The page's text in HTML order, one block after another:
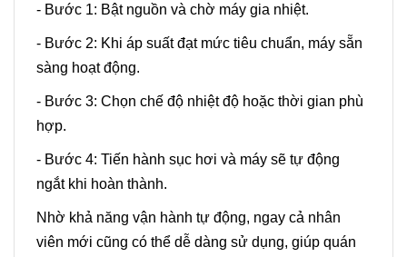
- Bước 1: Bật nguồn và chờ máy gia nhiệt.
- Bước 2: Khi áp suất đạt mức tiêu chuẩn, máy sẵn
sàng hoạt động.
- Bước 3: Chọn chế độ nhiệt độ hoặc thời gian phù
hợp.
- Bước 4: Tiến hành sục hơi và máy sẽ tự động
ngắt khi hoàn thành.
Nhờ khả năng vận hành tự động, ngay cả nhân
viên mới cũng có thể dễ dàng sử dụng, giúp quán